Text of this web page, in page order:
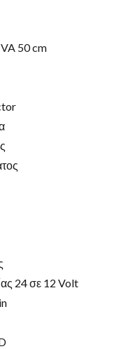
50 cm
24 σε 12 Volt